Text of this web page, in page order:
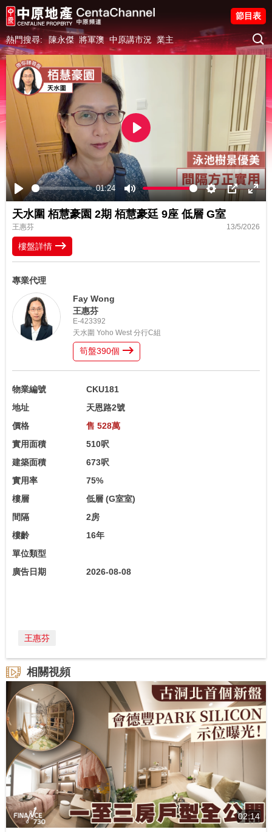
熱門搜尋: 陳永傑 將軍澳 中原講市況 業主
節目表
Play
01:24
Mute Settings
PIP
Play
天水圍 栢慧豪園 2期 栢慧豪廷 9座 低層 G室
王惠芬 13/5/2026
樓盤詳情
專業代理
Fay Wong
王惠芬
E-423392
天水圍 Yoho West 分行C組
筍盤390個
物業編號
CKU181
地址
天恩路2號
價格
售 528萬
實用面積
510呎
建築面積
673呎
實用率
75%
樓層
低層 (G室室)
間隔
2房
樓齡
16年
單位類型
廣告日期
2026-08-08
王惠芬
相關視頻
02:14